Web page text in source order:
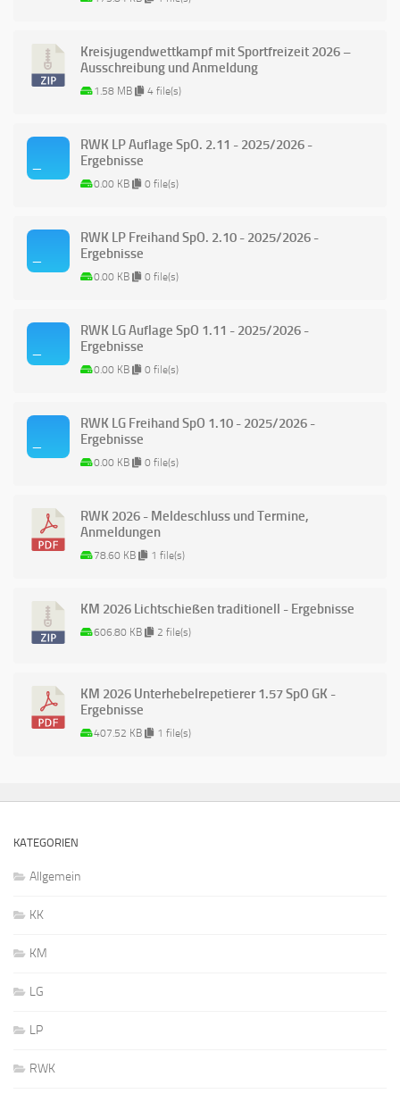
Kreisjugendwettkampf mit Sportfreizeit 2026 –
Ausschreibung und Anmeldung
1.58 MB 4 file(s)
RWK LP Auflage SpO. 2.11 - 2025/2026 -
Ergebnisse
0.00 KB 0 file(s)
RWK LP Freihand SpO. 2.10 - 2025/2026 -
Ergebnisse
0.00 KB 0 file(s)
RWK LG Auflage SpO 1.11 - 2025/2026 -
Ergebnisse
0.00 KB 0 file(s)
RWK LG Freihand SpO 1.10 - 2025/2026 -
Ergebnisse
0.00 KB 0 file(s)
RWK 2026 - Meldeschluss und Termine,
Anmeldungen
78.60 KB 1 file(s)
KM 2026 Lichtschießen traditionell - Ergebnisse
606.80 KB 2 file(s)
KM 2026 Unterhebelrepetierer 1.57 SpO GK -
Ergebnisse
407.52 KB 1 file(s)
KATEGORIEN
Allgemein
KK
KM
LG
LP
RWK